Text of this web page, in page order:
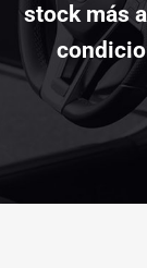
stock más